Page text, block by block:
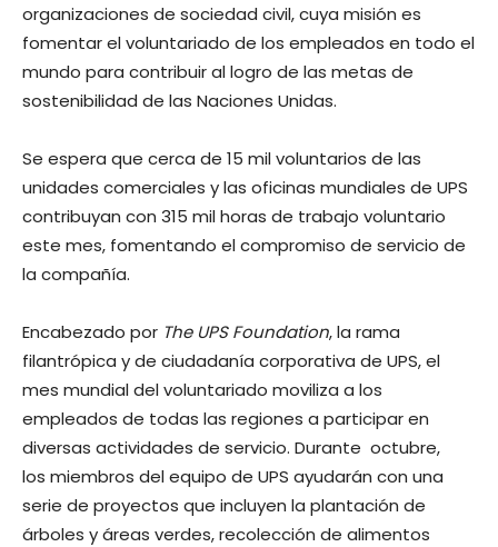
organizaciones de sociedad civil, cuya misión es
fomentar el voluntariado de los empleados en todo el
mundo para contribuir al logro de las metas de
sostenibilidad de las Naciones Unidas.
Se espera que cerca de 15 mil voluntarios de las
unidades comerciales y las oficinas mundiales de UPS
contribuyan con 315 mil horas de trabajo voluntario
este mes, fomentando el compromiso de servicio de
la compañía.
Encabezado por The UPS Foundation, la rama
filantrópica y de ciudadanía corporativa de UPS, el
mes mundial del voluntariado moviliza a los
empleados de todas las regiones a participar en
diversas actividades de servicio. Durante octubre,
los miembros del equipo de UPS ayudarán con una
serie de proyectos que incluyen la plantación de
árboles y áreas verdes, recolección de alimentos